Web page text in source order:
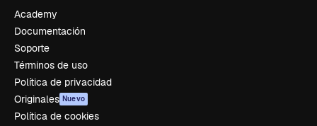
Academy
Documentación
Soporte
Términos de uso
Política de privacidad
Originales Nuevo
Política de cookies